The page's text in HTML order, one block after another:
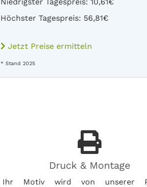
Höchster Tagespreis: 56,81€
Jetzt Preise ermitteln
* Stand 2025
Druck & Montage
Ihr Motiv wird von unserer